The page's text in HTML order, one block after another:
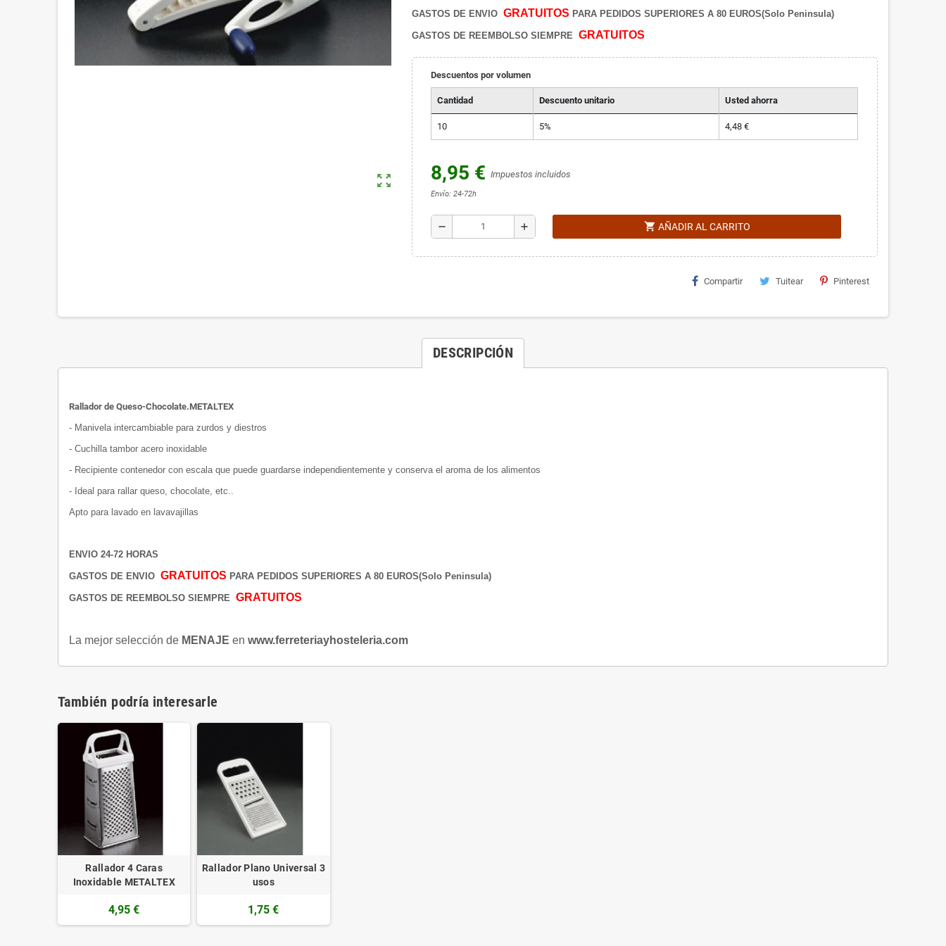
zoom_out_map
GASTOS DE ENVIO GRATUITOS PARA PEDIDOS SUPERIORES A 80 EUROS(Solo Peninsula)
GASTOS DE REEMBOLSO SIEMPRE GRATUITOS
Descuentos por volumen
Cantidad Descuento unitario Usted ahorra
10 5% 4,48 €
8,95 € Impuestos incluidos
Envío: 24-72h
remove add shopping_cart AÑADIR AL CARRITO
Compartir Tuitear Pinterest
DESCRIPCIÓN
Rallador de Queso-Chocolate.METALTEX
- Manivela intercambiable para zurdos y diestros
- Cuchilla tambor acero inoxidable
- Recipiente contenedor con escala que puede guardarse independientemente y conserva el aroma de los alimentos
- Ideal para rallar queso, chocolate, etc..
Apto para lavado en lavavajillas
ENVIO 24-72 HORAS
GASTOS DE ENVIO GRATUITOS PARA PEDIDOS SUPERIORES A 80 EUROS(Solo Peninsula)
GASTOS DE REEMBOLSO SIEMPRE GRATUITOS
La mejor selección de MENAJE en www.ferreteriayhosteleria.com
También podría interesarle
Rallador 4 Caras
Inoxidable METALTEX
4,95 €
Rallador Plano Universal 3
usos
1,75 €